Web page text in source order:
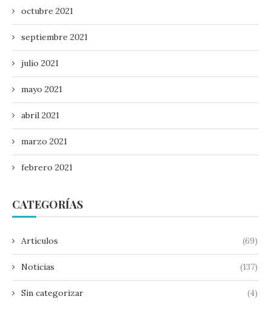
octubre 2021
septiembre 2021
julio 2021
mayo 2021
abril 2021
marzo 2021
febrero 2021
CATEGORÍAS
Artículos (69)
Noticias (137)
Sin categorizar (4)